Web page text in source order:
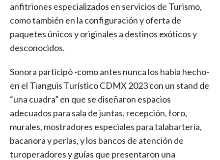
anfitriones especializados en servicios de Turismo,
como también en la configuración y oferta de
paquetes únicos y originales a destinos exóticos y
desconocidos.
Sonora participó -como antes nunca los había hecho-
en el Tianguis Turístico CDMX 2023 con un stand de
“una cuadra” en que se diseñaron espacios
adecuados para sala de juntas, recepción, foro,
murales, mostradores especiales para talabartería,
bacanora y perlas, y los bancos de atención de
turoperadores y guías que presentaron una